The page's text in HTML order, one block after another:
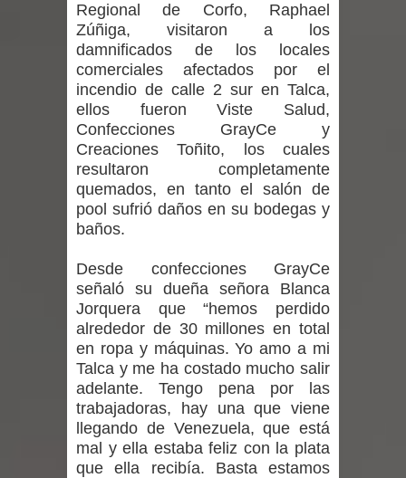
desafío guerreros 2026
Banda linarense Los Remembers
regresa de Brasil tras impulsar un
intercambio musical y pedagógico
con comunidades escolares
Alta positividad en influenza hace que
vacunarse
Mario Meza endurece críticas contra
ministra de Salud por dejar fuera a
Linares: “No dará la cara”
Seremi de Desarrollo Social y Familia
mantiene despliegue para apoyar a
Regional de Corfo, Raphael
Zúñiga, visitaron a los
damnificados de los locales
comerciales afectados por el
incendio de calle 2 sur en Talca,
ellos fueron Viste Salud,
Confecciones GrayCe y
Creaciones Toñito, los cuales
resultaron completamente
quemados, en tanto el salón de
pool sufrió daños en su bodegas y
baños.
Desde confecciones GrayCe
señaló su dueña señora Blanca
Jorquera que “hemos perdido
alrededor de 30 millones en total
en ropa y máquinas. Yo amo a mi
Talca y me ha costado mucho salir
adelante. Tengo pena por las
trabajadoras, hay una que viene
llegando de Venezuela, que está
mal y ella estaba feliz con la plata
que ella recibía. Basta estamos